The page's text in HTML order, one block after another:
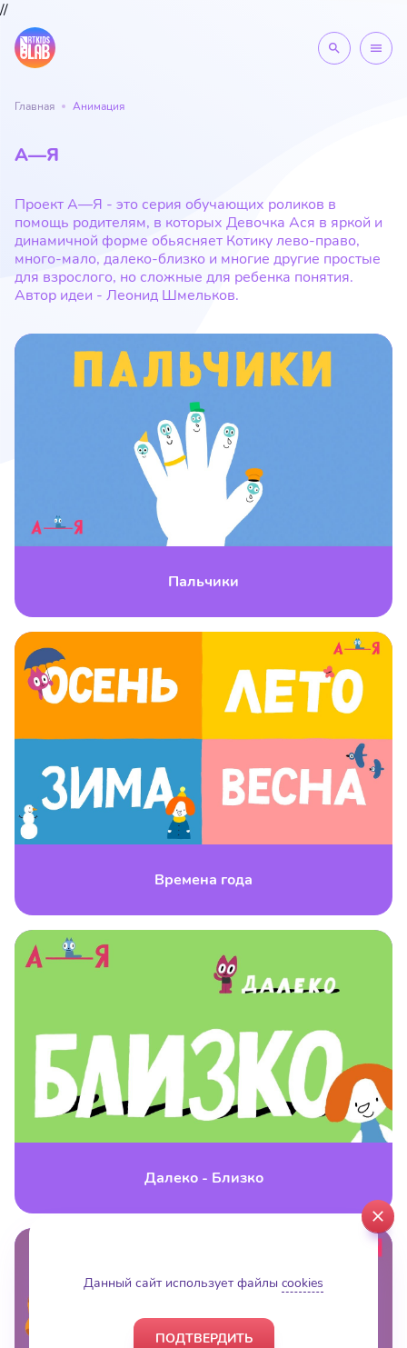
//
search menu
Главная Анимация
А—Я
Проект А—Я - это серия обучающих роликов в
помощь родителям, в которых Девочка Ася в яркой и
динамичной форме обьясняет Котику лево-право,
много-мало, далеко-близко и многие другие простые
для взрослого, но сложные для ребенка понятия.
Автор идеи - Леонид Шмельков.
Пальчики
Времена года
Далеко - Близко
close
Данный сайт использует файлы cookies
ПОДТВЕРДИТЬ